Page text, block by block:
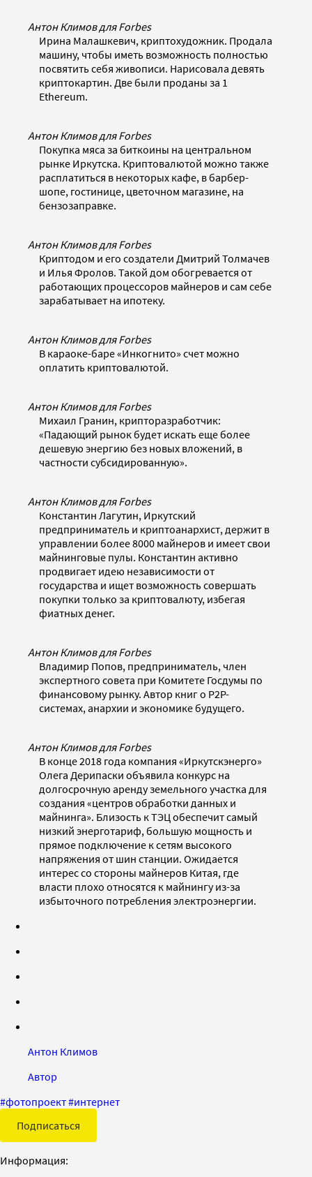
Антон Климов для Forbes
Ирина Малашкевич, криптохудожник. Продала
машину, чтобы иметь возможность полностью
посвятить себя живописи. Нарисовала девять
криптокартин. Две были проданы за 1
Ethereum.
Антон Климов для Forbes
Покупка мяса за биткоины на центральном
рынке Иркутска. Криптовалютой можно также
расплатиться в некоторых кафе, в барбер-
шопе, гостинице, цветочном магазине, на
бензозаправке.
Антон Климов для Forbes
Криптодом и его создатели Дмитрий Толмачев
и Илья Фролов. Такой дом обогревается от
работающих процессоров майнеров и сам себе
зарабатывает на ипотеку.
Антон Климов для Forbes
В караоке-баре «Инкогнито» счет можно
оплатить криптовалютой.
Антон Климов для Forbes
Михаил Гранин, крипторазработчик:
«Падающий рынок будет искать еще более
дешевую энергию без новых вложений, в
частности субсидированную».
Антон Климов для Forbes
Константин Лагутин, Иркутский
предприниматель и криптоанархист, держит в
управлении более 8000 майнеров и имеет свои
майнинговые пулы. Константин активно
продвигает идею независимости от
государства и ищет возможность совершать
покупки только за криптовалюту, избегая
фиатных денег.
Антон Климов для Forbes
Владимир Попов, предприниматель, член
экспертного совета при Комитете Госдумы по
финансовому рынку. Автор книг о P2P-
системах, анархии и экономике будущего.
Антон Климов для Forbes
В конце 2018 года компания «Иркутскэнерго»
Олега Дерипаски объявила конкурс на
долгосрочную аренду земельного участка для
создания «центров обработки данных и
майнинга». Близость к ТЭЦ обеспечит самый
низкий энерготариф, большую мощность и
прямое подключение к сетям высокого
напряжения от шин станции. Ожидается
интерес со стороны майнеров Китая, где
власти плохо относятся к майнингу из-за
избыточного потребления электроэнергии.
Антон Климов
Автор
#фотопроект#интернет
Подписаться
Информация: